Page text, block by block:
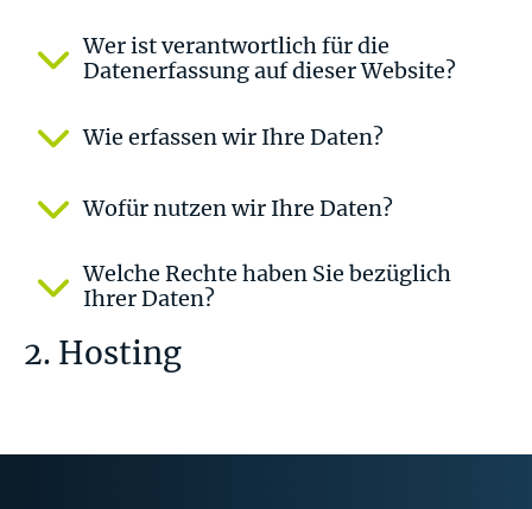
Wer ist verantwortlich für die
Datenerfassung auf dieser Website?
Wie erfassen wir Ihre Daten?
Wofür nutzen wir Ihre Daten?
Welche Rechte haben Sie bezüglich
Ihrer Daten?
2. Hosting